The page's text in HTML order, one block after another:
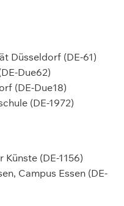
Düsseldorf (DE-61)
Due62)
(DE-Due18)
(DE-1972)
(DE-1156)
Campus Essen (DE-